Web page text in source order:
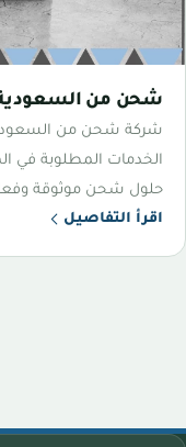
شحن من السعودية
شركة شحن من السعودية
الخدمات المطلوبة في
حلول شحن موثوقة
اقرأ التفاصيل